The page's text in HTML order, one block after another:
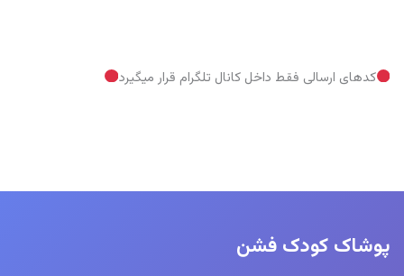
کدهای ارسالی فقط داخل کانال تلگرام قرار میگیرد
پوشاک کودک فشن